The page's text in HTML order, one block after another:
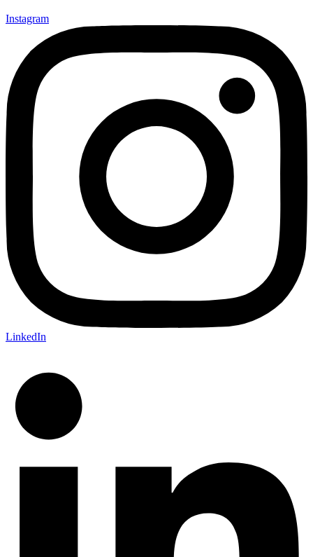
Instagram
LinkedIn